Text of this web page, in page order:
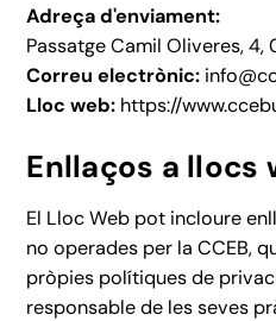
Adreça d'enviament:
Passatge Camil Oliveres,
Correu electrònic:
Lloc web: https://
Enllaços a llocs
El Lloc Web pot incloure
no operades per la CCEB,
pròpies polítiques de
responsable de les seves